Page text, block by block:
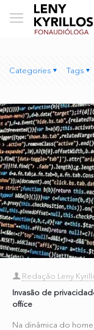
Categories Tags
Redação Leny
Invasão de
office
Na dinâmica do